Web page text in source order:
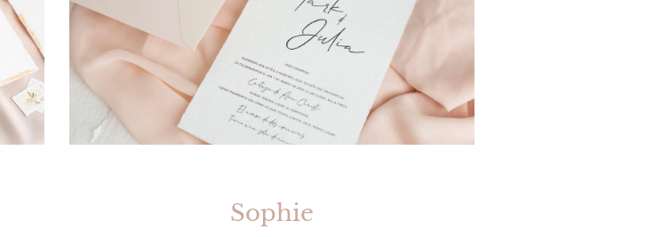
Sophie